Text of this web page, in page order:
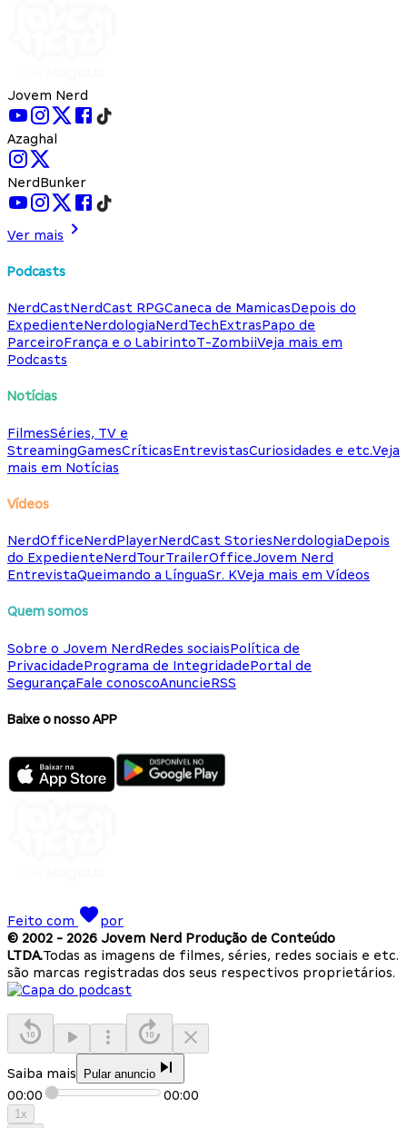
Jovem Nerd
Azaghal
NerdBunker
Ver mais
Podcasts
NerdCastNerdCast RPGCaneca de MamicasDepois do
ExpedienteNerdologiaNerdTechExtrasPapo de
ParceiroFrança e o LabirintoT-ZombiiVeja mais em
Podcasts
Notícias
FilmesSéries, TV e
StreamingGamesCríticasEntrevistasCuriosidades e etc.Veja
mais em Notícias
Vídeos
NerdOfficeNerdPlayerNerdCast StoriesNerdologiaDepois
do ExpedienteNerdTourTrailerOfficeJovem Nerd
EntrevistaQueimando a LínguaSr. KVeja mais em Vídeos
Quem somos
Sobre o Jovem NerdRedes sociaisPolítica de
PrivacidadePrograma de IntegridadePortal de
SegurançaFale conoscoAnuncieRSS
Baixe o nosso APP
Feito com
por
© 2002 - 2026 Jovem Nerd Produção de Conteúdo
LTDA.Todas as imagens de filmes, séries, redes sociais e etc.
são marcas registradas dos seus respectivos proprietários.
Saiba mais Pular anuncio
00:00 00:00
1x